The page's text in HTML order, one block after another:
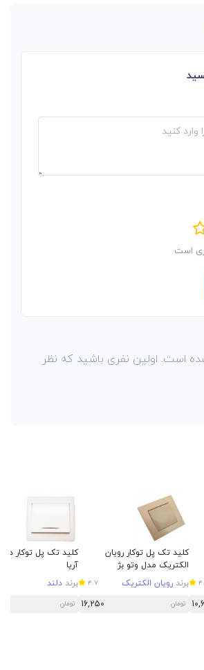
است
است. اولین نفری باشید که نظر
کلید تک پل توکار رویان
الکتریک مدل وتو بژ
برند رویان الکتریک 4.7
تومان 16,250
کلید تک پل توکار
آریا
برند دلند
تومان